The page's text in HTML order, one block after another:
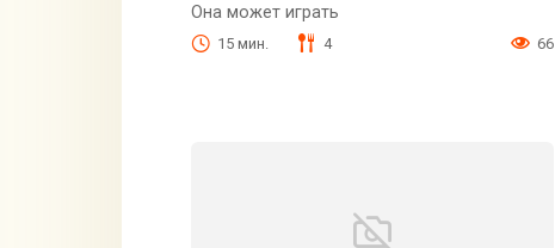
Она может играть
15 мин. 4 66